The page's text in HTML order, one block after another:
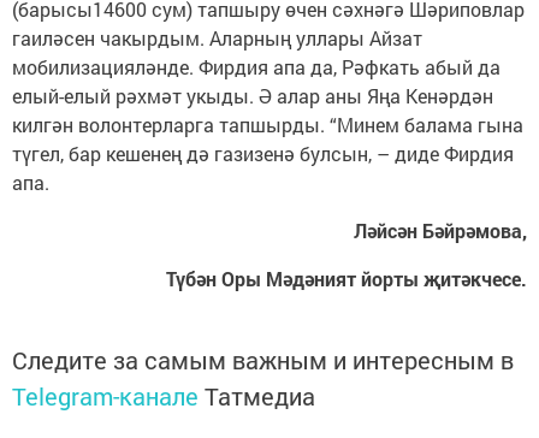
(барысы14600 сум) тапшыру өчен сәхнәгә Шәриповлар
гаиләсен чакырдым. Аларның уллары Айзат
мобилизацияләнде. Фирдия апа да, Рәфкать абый да
елый-елый рәхмәт укыды. Ә алар аны Яңа Кенәрдән
килгән волонтерларга тапшырды. “Минем балама гына
түгел, бар кешенең дә газизенә булсын, – диде Фирдия
апа.
Ләйсән Бәйрәмова,
Түбән Оры Мәдәният йорты җитәкчесе.
Следите за самым важным и интересным в
Telegram-канале Татмедиа